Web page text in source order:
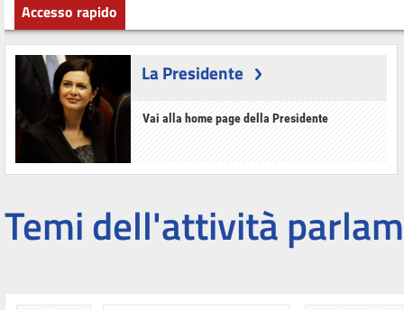
Accesso rapido
La Presidente
Vai alla home page della Presidente
Temi dell'attività